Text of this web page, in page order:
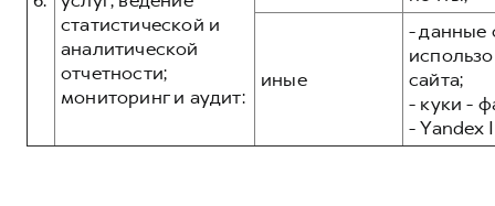
статистической и
аналитической
отчетности;
мониторинг и аудит:
иные
- данные
сайта;
- куки -
- Yandex